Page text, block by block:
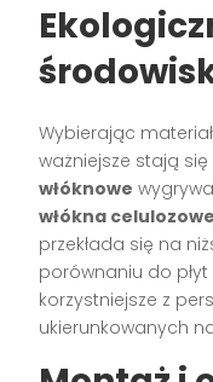
Wybierając
ważniejsze stają
włóknowe
włókna
przekłada się na
porównaniu do
korzystniejsze z
ukierunkowanych